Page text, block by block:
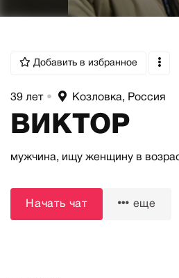
Добавить в избранное
39 лет • Козловка, Россия
ВИКТОР
мужчина, ищу женщину в
Начать чат еще